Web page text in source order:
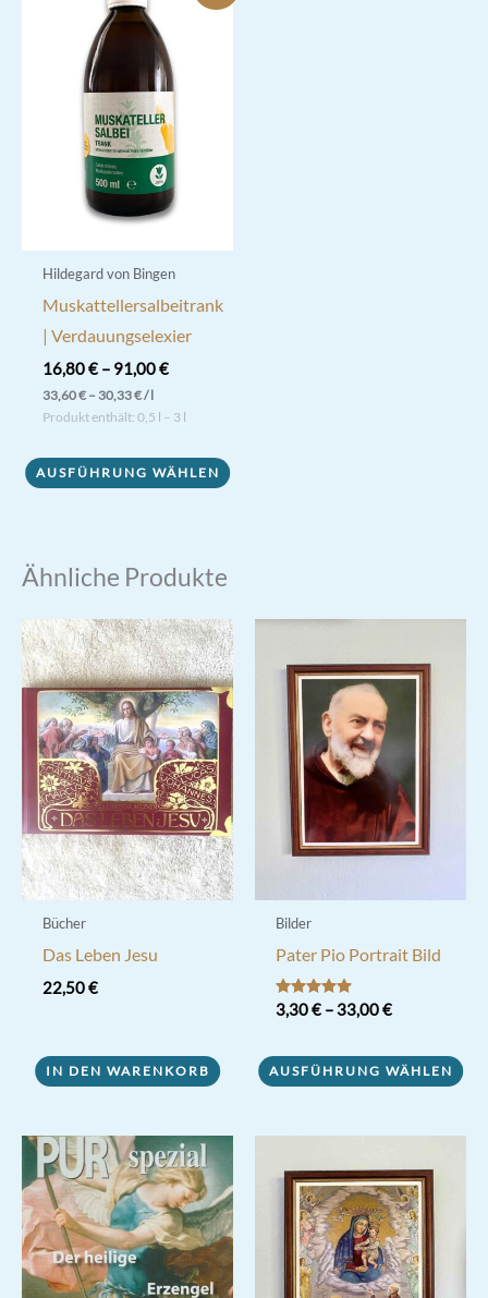
Hildegard von Bingen
Muskattellersalbeitrank
| Verdauungselexier
16,80€– 91,00€
33,60€–30,33€/l
Produkt enthält: 0,5 l – 3 l
AUSFÜHRUNG WÄHLEN
Produkt
Varianten
Die
Optionen
können
auf
der
Produktseite
gewählt
werden
Ähnliche Produkte
Bücher
Das Leben Jesu
22,50€
IN DEN WARENKORB
Bilder
Pater Pio Portrait Bild
Bewertet mit
5.00
3,30€– 33,00€
AUSFÜHRUNG WÄHLEN
Produkt
mehrere
auf.
Die
Optionen
können